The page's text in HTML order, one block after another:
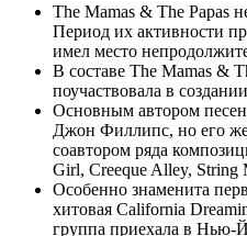
The Mamas & The Papas
Период их активности
имел место
В составе The Mamas &
поучаствовала в
Основным автором
Джон Филлипс, но его
соавтором ряда
Girl, Creeque Alley, String
Особенно знаменита
хитовая California
группа приехала в Нью-